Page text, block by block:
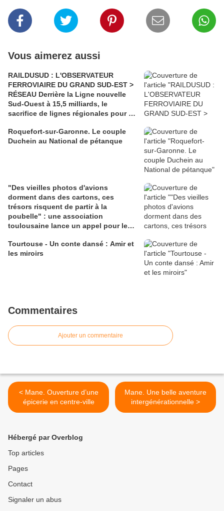
Vous aimerez aussi
RAILDUSUD : L'OBSERVATEUR
FERROVIAIRE DU GRAND SUD-EST >
RÉSEAU Derrière la Ligne nouvelle
Sud-Ouest à 15,5 milliards, le
sacrifice de lignes régionales pour 50
Roquefort-sur-Garonne. Le couple
Duchein au National de pétanque
"Des vieilles photos d'avions
dorment dans des cartons, ces
trésors risquent de partir à la
poubelle" : une association
toulousaine lance un appel pour les
Tourtouse - Un conte dansé : Amir et
les miroirs
Commentaires
Ajouter un commentaire
< Mane. Ouverture d’une
épicerie en centre-ville
Mane. Une belle aventure
intergénérationnelle >
Hébergé par Overblog
Top articles
Pages
Contact
Signaler un abus